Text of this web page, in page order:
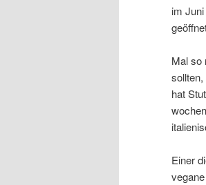
im
Mal so
hat
Einer